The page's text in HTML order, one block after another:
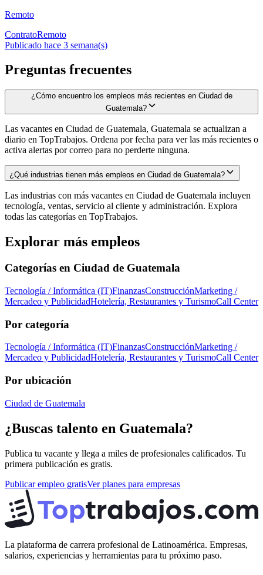
Remoto
ContratoRemoto
Publicado hace 3 semana(s)
Preguntas frecuentes
¿Cómo encuentro los empleos más recientes en Ciudad de
Guatemala?
Las vacantes en Ciudad de Guatemala, Guatemala se actualizan a
diario en TopTrabajos. Ordena por fecha para ver las más recientes o
activa alertas por correo para no perderte ninguna.
¿Qué industrias tienen más empleos en Ciudad de Guatemala?
Las industrias con más vacantes en Ciudad de Guatemala incluyen
tecnología, ventas, servicio al cliente y administración. Explora
todas las categorías en TopTrabajos.
Explorar más empleos
Categorías en Ciudad de Guatemala
Tecnología / Informática (IT)FinanzasConstrucciónMarketing /
Mercadeo y PublicidadHotelería, Restaurantes y TurismoCall Center
Por categoría
Tecnología / Informática (IT)FinanzasConstrucciónMarketing /
Mercadeo y PublicidadHotelería, Restaurantes y TurismoCall Center
Por ubicación
Ciudad de Guatemala
¿Buscas talento en Guatemala?
Publica tu vacante y llega a miles de profesionales calificados. Tu
primera publicación es gratis.
Publicar empleo gratisVer planes para empresas
La plataforma de carrera profesional de Latinoamérica. Empresas,
salarios, experiencias y herramientas para tu próximo paso.